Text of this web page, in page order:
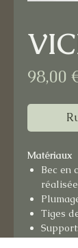
98,00
Matériaux
Bec en
Tiges